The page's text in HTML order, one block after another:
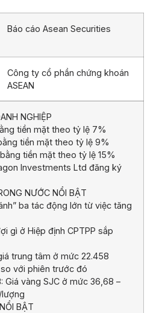
Báo cáo Asean Securities
Công ty cổ phần chứng khoán
ASEAN
NGHIỆP
tiền mặt theo tỷ lệ 7%
tiền mặt theo tỷ lệ 9%
tiền mặt theo tỷ lệ 15%
Investments Ltd đăng ký
NƯỚC NỔI BẬT
ba tác động lớn từ việc tăng
gì ở Hiệp định CPTPP sắp
trung tâm ở mức 22.458
với phiên trước đó
Giá vàng SJC ở mức 36,68 –
BẬT